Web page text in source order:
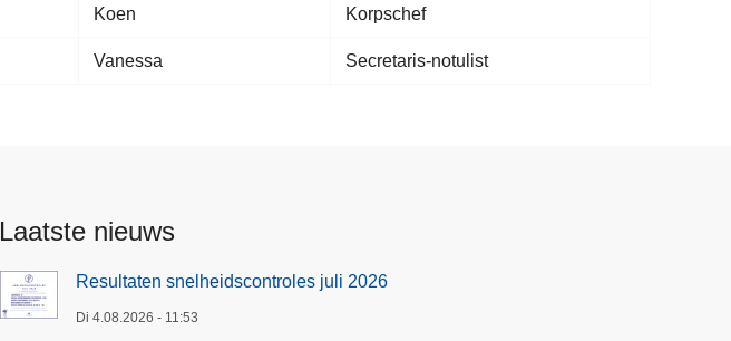
Koen Korpschef
Vanessa Secretaris-notulist
Laatste nieuws
Resultaten snelheidscontroles juli 2026
Di 4.08.2026 - 11:53